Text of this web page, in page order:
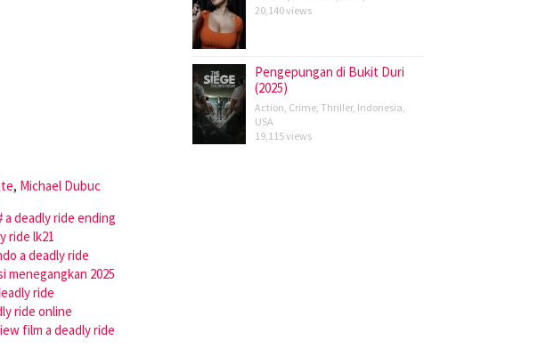
, Michael Dubuc
a deadly ride ending
ride lk21
a deadly ride
menegangkan 2025
ride
ride online
film a deadly ride
20,140 views
Pengepungan di Bukit Duri
(2025)
Action, Crime, Thriller, Indonesia,
USA
19,115 views